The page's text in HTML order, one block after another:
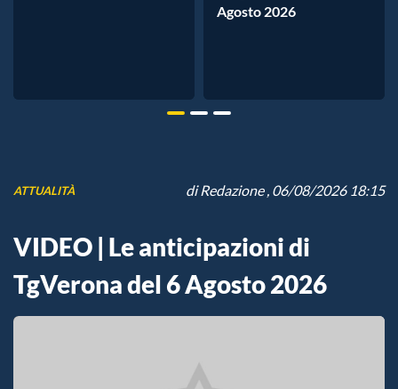
Agosto 2026
ATTUALITÀ diRedazione, 06/08/2026 18:15
VIDEO | Le anticipazioni di
TgVerona del 6 Agosto 2026